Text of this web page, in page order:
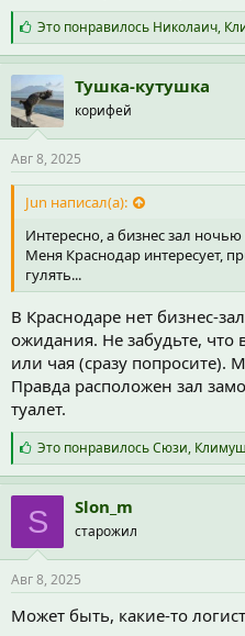
С
и
м
п
а
т
и
:
Это понравилось Николаич,
Тушка-кутушка
корифей
Авг 8, 2025
Jun написал(а):
Интересно, а бизнес зал
Меня Краснодар интересует,
гулять...
В Краснодаре нет бизнес-
ожидания. Не забудьте, что
или чая (сразу попросите).
Правда расположен зал
туалет.
С
и
м
п
а
т
и
:
Это понравилосьСюзи,
S Slon_m
старожил
Авг 8, 2025
Может быть, какие-то